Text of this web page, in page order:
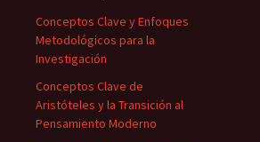
Conceptos Clave y Enfoques
Metodológicos para la
Investigación
Conceptos Clave de
Aristóteles y la Transición al
Pensamiento Moderno